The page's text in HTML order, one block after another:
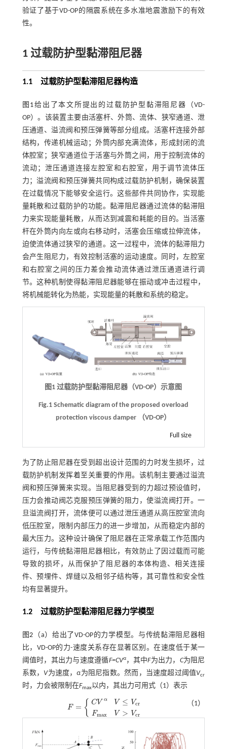
验证了基于VD-OP的隔震系统在多水准地震激励下的有效
性。
1 过载防护型黏滞阻尼器
1.1过载防护型黏滞阻尼器构造
图1给出了本文所提出的过载防护型黏滞阻尼器（VD-
OP）。该装置主要由活塞杆、外筒、流体、狭窄通道、泄
压通道、溢流阀和预压弹簧等部分组成。活塞杆连接外部
结构，传递机械运动；外筒内部充满流体，形成封闭的流
体腔室；狭窄通道位于活塞与外筒之间，用于控制流体的
流动；泄压通道连接左腔室和右腔室，用于调节流体压
力；溢流阀和预压弹簧共同构成过载防护机制，确保装置
在过载情况下能够安全运行。这些部件共同协作，实现能
量耗散和过载防护的功能。黏滞阻尼器通过流体的黏滞阻
力来实现能量耗散，从而达到减震和耗能的目的。当活塞
杆在外筒内向左或向右移动时，活塞会压缩或拉伸流体，
迫使流体通过狭窄的通道。这一过程中，流体的黏滞阻力
会产生阻尼力，有效控制活塞的运动速度。同时，左腔室
和右腔室之间的压力差会推动流体通过泄压通道进行调
节。这种机制使得黏滞阻尼器能够在振动或冲击过程中，
将机械能转化为热能，实现能量的耗散和系统的稳定。
图1 过载防护型黏滞阻尼器（VD-OP）示意图
Fig.1 Schematic diagram of the proposed overload
protection viscous damper （VD-OP）
Full size
为了防止阻尼器在受到超出设计范围的力时发生损坏，过
载防护机制发挥着至关重要的作用。该机制主要通过溢流
阀和预压弹簧来实现。当阻尼器受到的力超过预设值时，
压力会推动阀芯克服预压弹簧的阻力，使溢流阀打开。一
旦溢流阀打开，流体便可以通过泄压通道从高压腔室流向
低压腔室，限制内部压力的进一步增加，从而稳定内部的
最大压力。这种设计确保了阻尼器在正常承载工作范围内
运行，与传统黏滞阻尼器相比，有效防止了因过载而可能
导致的损坏，从而保护了阻尼器的本体构造、相关连接
件、预埋件、焊缝以及相邻子结构等，其可靠性和安全性
均有显著提升。
1.2过载防护型黏滞阻尼器力学模型
图2 （a）给出了VD-OP的力学模型。与传统黏滞阻尼器相
比，VD-OP的力-速度关系存在显著区别。在速度低于某一
阈值时，其出力与速度遵循F=CVα，其中F为出力， C为阻尼
系数， V为速度，α为阻尼指数。然而，当速度超过阈值Vcr
时，力会被限制在Fmax以内，其出力可用式（1） 表示
F = { CV α
Fmax
V ≤ Vcr
V > Vcr
F= CV αV Vc x V cr
（1）